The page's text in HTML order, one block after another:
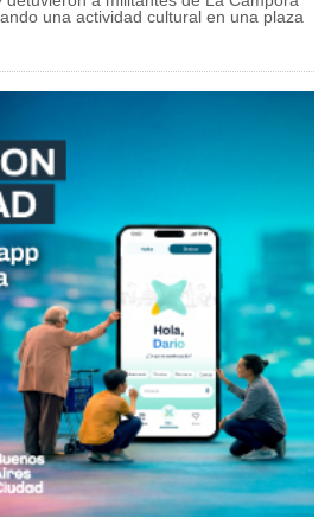
una actividad cultural en una plaza